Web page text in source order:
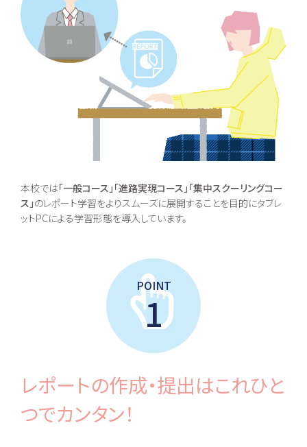
お問い合わせ
〒062-0903 北海道札幌市豊平区豊平３条５丁目１-３８
0120-195-315
訪問者別・
証明書申請
地域キャンパス
コンテンツ
あいさつ
情報公開
一般コース
進路実現コース
本校では「一般コース」「進路実現コース」「集中スクーリングコー
ス」のレポート学習をよりスムーズに展開することを目的にタブレ
ットPCによる学習形態を導入しています。
POINT
1
レポートの作成・提出はこれひと
つでカンタン！